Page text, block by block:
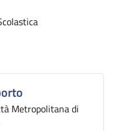
Metropolitana di